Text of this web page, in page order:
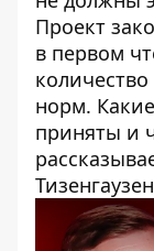
Проект
в первом
норм.
приняты и